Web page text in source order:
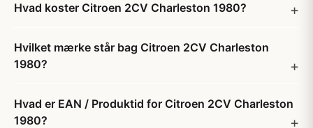
Hvad koster Citroen 2CV Charleston 1980?
Hvilket mærke står bag Citroen 2CV Charleston
1980?
Hvad er EAN / Produktid for Citroen 2CV Charleston
1980?